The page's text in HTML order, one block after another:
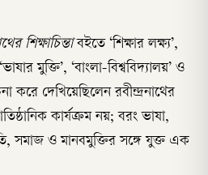
শিক্ষাচিন্তাবইতে ‘শিক্ষার লক্ষ্য’,
মুক্তি’, ‘বাংলা-বিশ্ববিদ্যালয়’ ও
করে দেখিয়েছিলেন রবীন্দ্রনাথের
কার্যক্রম নয়; বরং ভাষা,
সমাজ ও মানবমুক্তির সঙ্গে যুক্ত এক